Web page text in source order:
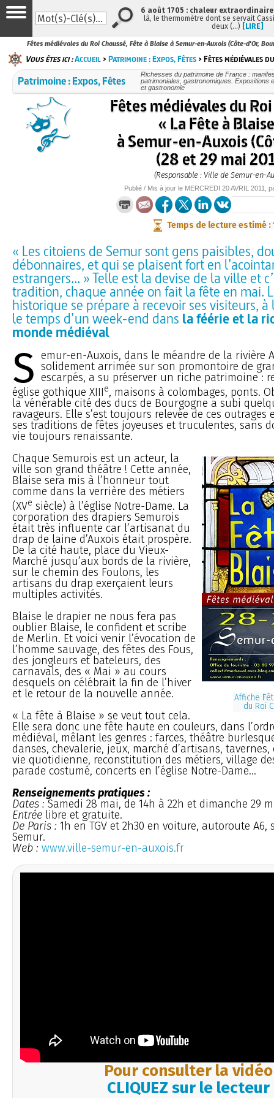
Fêtes médiévales du Roi Chaussé, Fête à Blaise à Semur-en-Auxois (Côte-d'Or,
Vous êtes ici :Accueil >Patrimoine : Expos, Fêtes > Fêtes médiévales
Patrimoine : Expos, Fêtes
Richesses du patrimoine de France :
patrimoniales, gastronomiques. Expositions
et gastronomie
Fêtes médiévales du
« La Fête à
à Semur-en-Auxois
(28 et 29 mai
(Responsable : Ville de Semur-en-
Publié / Mis à jour le MERCREDI 20 AVRIL 2011 ,
Temps de lecture estimé :
« Les citoiens de Semur sont gens paisibles,
débonnaires, et qui se plaisent fort en
estrangers... » Telle est la devise de la ville et
tradition, chaque année on fait la fête en mai.
historique se prépare à recevoir ses visiteurs,
le temps d’un week-end dans la féérie et la
monde médiéval
S emur-en-Auxois, dans le méandre de la rivière
solidement arrimée sur son promontoire de
escarpés, a su préserver un riche patrimoine :
église gothique XIIIe, maisons à colombages, ponts.
la vénérable cité des ducs de Bourgogne a subi
ravageurs. Elle s’est toujours relevée de ces
ses traditions de fêtes joyeuses et truculentes, sans
vie toujours renaissante.
Affiche
du Roi
Chaque Semurois est un acteur, la
ville son grand théâtre ! Cette année,
Blaise sera mis à l’honneur tout
comme dans la verrière des métiers
(XVe siècle) à l’église Notre-Dame. La
corporation des drapiers Semurois
était très influente car l’artisanat du
drap de laine d’Auxois était prospère.
De la cité haute, place du Vieux-
Marché jusqu’aux bords de la rivière,
sur le chemin des Foulons, les
artisans du drap exerçaient leurs
multiples activités.
Blaise le drapier ne nous fera pas
oublier Blaise, le confident et scribe
de Merlin. Et voici venir l’évocation de
l’homme sauvage, des fêtes des Fous,
des jongleurs et bateleurs, des
carnavals, des « Mai » au cours
desquels on célébrait la fin de l’hiver
et le retour de la nouvelle année.
« La fête à Blaise » se veut tout cela.
Elle sera donc une fête haute en couleurs, dans
médiéval, mêlant les genres : farces, théâtre
danses, chevalerie, jeux, marché d’artisans,
vie quotidienne, reconstitution des métiers, village
parade costumé, concerts en l’église Notre-Dame...
Renseignements pratiques :
Dates : Samedi 28 mai, de 14h à 22h et dimanche 29
Entrée libre et gratuite.
De Paris : 1h en TGV et 2h30 en voiture, autoroute
Semur.
Web : www.ville-semur-en-auxois.fr
Pour consulter la vidéo
CLIQUEZ sur le lecteur
6 août 1705 : chaleur
là, le thermomètre dont se servait
deux (…) [LIRE]